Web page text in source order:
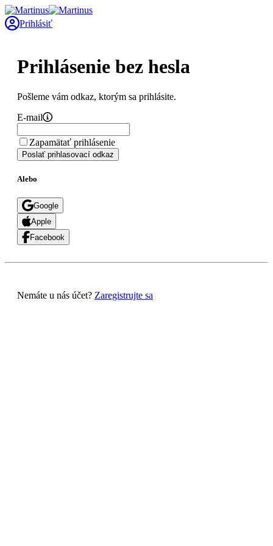
Prihlásiť
Prihlásenie bez hesla
Pošleme vám odkaz, ktorým sa prihlásite.
E-mail
Zapamätať prihlásenie
Poslať prihlasovací odkaz
Alebo
Google
Apple
Facebook
Nemáte u nás účet? Zaregistrujte sa